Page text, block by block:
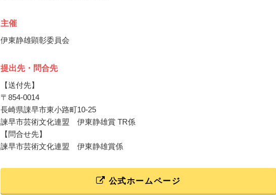
主催
伊東静雄顕彰委員会
提出先・問合先
【送付先】
〒854-0014
長崎県諌早市東小路町10-25
諫早市芸術文化連盟 伊東静雄賞 TR係
【問合せ先】
諫早市芸術文化連盟 伊東静雄賞係
公式ホームページ